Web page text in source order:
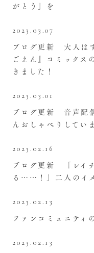
がとう」を
2023.03.07
ブログ更新 大人は
ごえん』コミックス
きました！
2023.03.01
ブログ更新 音声配
んおしゃべりしていま
2023.02.16
ブログ更新 「レイ
る……！」二人のイ
2023.02.13
ファンコミュニティ
2023.02.13